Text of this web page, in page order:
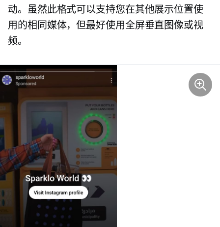
动。虽然此格式可以支持您在其他展示位置使
用的相同媒体，但最好使用全屏垂直图像或视
频。